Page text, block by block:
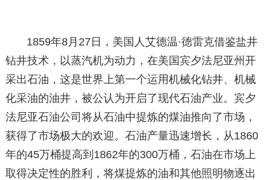
1859年8月27日，美国人艾德温·德雷克借鉴盐井
钻井技术，以蒸汽机为动力，在美国宾夕法尼亚州开
采出石油，这是世界上第一个运用机械化钻井、机械
化采油的油井，被公认为开启了现代石油产业。宾夕
法尼亚石油公司将从石油中提炼的煤油推向了市场，
获得了市场极大的欢迎。石油产量迅速增长，从1860
年的45万桶提高到1862年的300万桶，石油在市场上
取得决定性的胜利，将煤提炼的油和其他照明物逐出